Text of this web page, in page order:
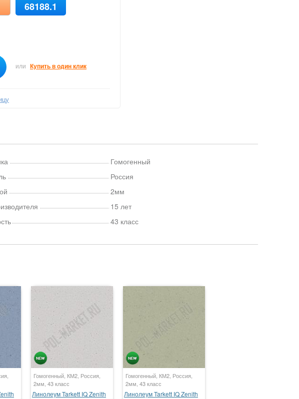
68188.1
или Купить в один клик
Гомогенный
Россия
2мм
15 лет
43 класс
Гомогенный, КМ2, Россия,
2мм, 43 класс
Линолеум Tarkett IQ Zenith
Гомогенный, КМ2, Россия,
2мм, 43 класс
Линолеум Tarkett IQ Zenith